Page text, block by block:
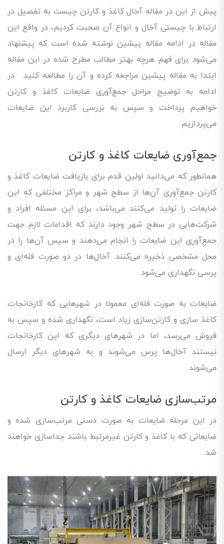
پیش از این در مقاله آخال کاغذ و کارتن چیست به تفصیل در
ارتباط با چیستی آخال و انواع آن صحبت کردیم، در واقع این
مقاله در ادامه مقاله پیشین نوشته شده است که پیشنهاد
می‌شود برای فهم هرچه بهتر مطالب مطرح شده در این مقاله
ابتدا به مقاله پیشین مراجعه کرده و آن را مطالعه کنید. در
ادامه به توضیح مراحل جمع‌آوری ضایعات کاغذ و کارتن
خواهیم پرداخت و سپس به بررسی کاربرد این ضایعات
می‌پردازیم.
جمع‌آوری ضایعات کاغذ و کارتن
همانطور که می‌دانید اولین قدم برای بازیافت ضایعات کاغذ و
کارتن جمع‌آوری آن‌ها از سطح شهر و مراکز مختلفی که این
ضایعات را تولید می‌کنند می‌باشد، برای این مسئله افراد و
شرکت‌هایی در سطح شهر وجود دارند که اقدامات لازم جهت
جمع‌آوری این ضایعات را انجام می‌دهند و سپس آن‌ها را در
محل مشخصی ذخیره می‌کنند. آخال‌ها در دو صورت فله‌ای و
پرسی نگهداری می‌شود.
ضایعات به صورت فله‌ای معمولا در شهرهایی که کارخانجات
کاغذ سازی و کارتن‌سازی زیاد است، نگهداری شده و سپس به
فروش می‌رسد، اما در شهرهای دیگری که این کارخانجات
نیستند آخال‌ها پرس می‌شوند و به شهرهای دیگر ارسال
می‌شوند.
مرتب‌سازی ضایعات کاغذ و کارتن
در این مرحله ضایعات به صورت دستی مرتب‌سازی شده و
ضایعاتی که با کاغذ و کارتن غیرمرتبط باشند جداسازی خواهند
شد.